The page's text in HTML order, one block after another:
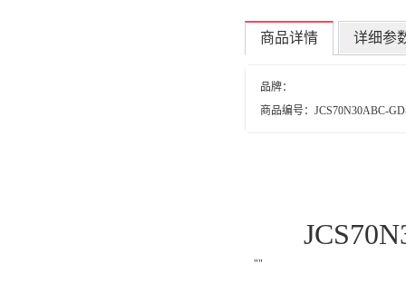
商品详情 详细参
品牌：
商品编号：JCS70N30ABC-
""